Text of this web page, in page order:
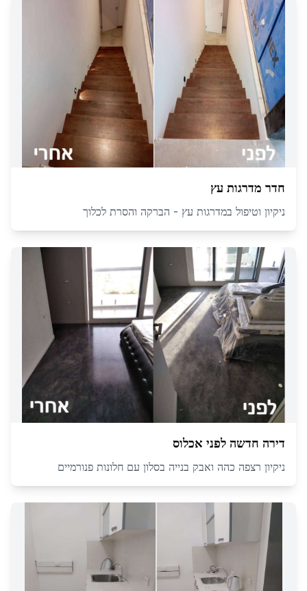
חדר מדרגות עץ
ניקיון וטיפול במדרגות עץ - הברקה והסרת לכלוך
דירה חדשה לפני אכלוס
ניקיון רצפה כהה ואבק בנייה בסלון עם חלונות פנורמיים